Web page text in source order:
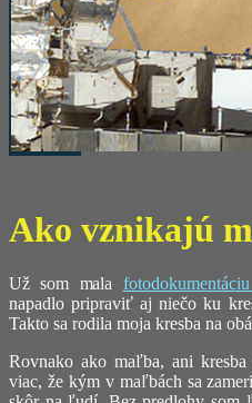
Ako vznikajú
Už som mala
napadlo pripraviť aj niečo ku
Takto sa rodila moja kresba na
Rovnako ako maľba, ani
viac, že kým v maľbách sa